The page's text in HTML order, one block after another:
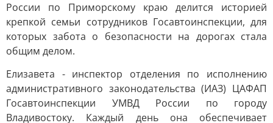
России по Приморскому краю делится историей
крепкой семьи сотрудников Госавтоинспекции, для
которых забота о безопасности на дорогах стала
общим делом.
Елизавета - инспектор отделения по исполнению
административного законодательства (ИАЗ) ЦАФАП
Госавтоинспекции УМВД России по городу
Владивостоку. Каждый день она обеспечивает